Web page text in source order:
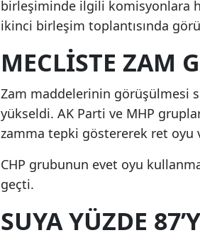
birleşiminde ilgili komisyonlara
ikinci birleşim toplantısında
MECLİSTE ZAM
Zam maddelerinin görüşülmesi
yükseldi. AK Parti ve MHP
zamma tepki göstererek ret oyu
CHP grubunun evet oyu
geçti.
SUYA YÜZDE